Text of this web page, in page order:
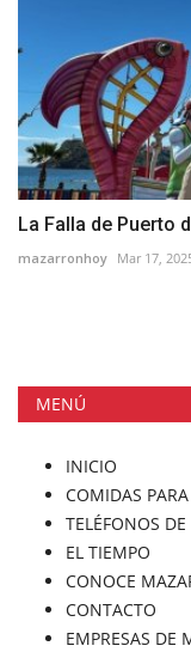
La Falla de Puerto
mazarronhoy Mar 17,
MENÚ
INICIO
COMIDAS PARA
TELÉFONOS DE
EL TIEMPO
CONOCE
CONTACTO
EMPRESAS DE